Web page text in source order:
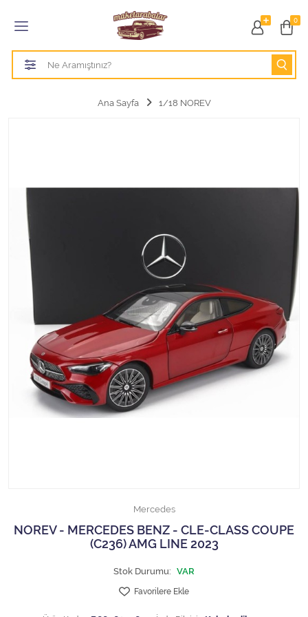
0
Tüm Kategoriler
1/18 BURAGO
1/18 JADA TOYS
1/18 KK Scale
1/18 MAİSTO
1/18 MCG
1/18 MİNİCHAMPS
1/18 Motormax
1/18 NOREV
Ana Sayfa 1/18 NOREV
Mercedes
NOREV - MERCEDES BENZ - CLE-CLASS COUPE
(C236) AMG LINE 2023
Stok Durumu: VAR
Favorilere Ekle